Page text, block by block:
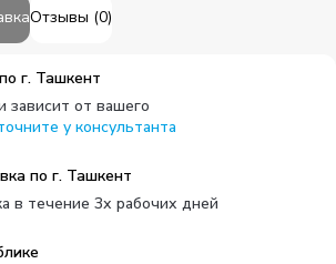
Отзывы (0)
г. Ташкент
зависит от вашего
у консультанта
по г. Ташкент
в течение 3х рабочих дней